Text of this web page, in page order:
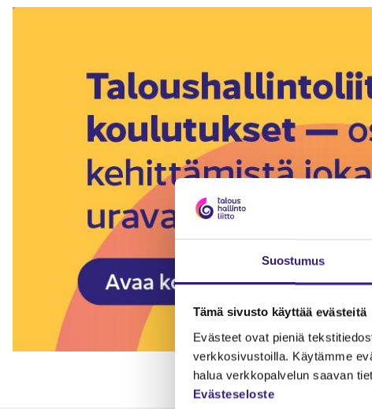
Suostumus
Tämä sivusto käyttää evästeitä
Evästeet ovat pieniä
verkkosivustoilla. Käytämme
halua verkkopalvelun saavan
Evästeseloste